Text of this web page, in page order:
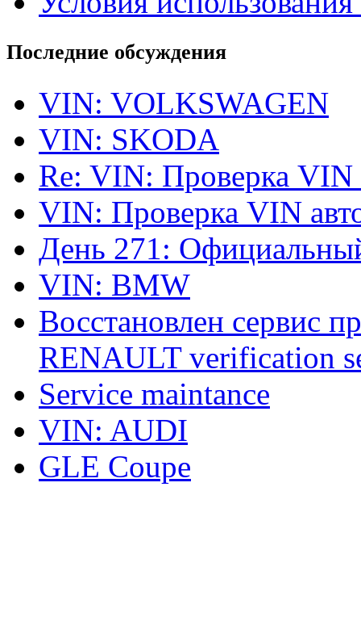
Последние обсуждения
VIN: VOLKSWAGEN
VIN: SKODA
Re: VIN: Проверка VIN
VIN: Проверка VIN
День 271:
VIN: BMW
Восстановлен сервис
RENAULT verification
Service maintance
VIN: AUDI
GLE Coupe